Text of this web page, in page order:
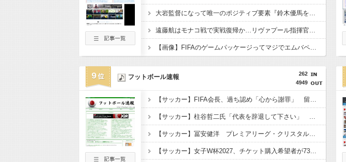
大岩監督になって唯一のポジティブ要素『鈴木優馬を代表見られるかもしれない』
遠藤航はモナコ戦で実戦復帰か…リヴァプール指揮官「出場できるはず」
【画像】FIFAのゲームパッケージってマジでエムバペばっかなんだなｗｗ
9
262
4949
フットボール速報
【サッカー】FIFA会長、過ち認め「心から謝罪」 留任決定を英報道…W杯権利売却案を巡る大騒動
【サッカー】柱谷哲二氏「代表を辞退して下さい」 大物選手に直談判「自分からやめてほしいと思った」 闘将と呼ばれた主将時代
【サッカー】冨安健洋 プレミアリーグ・クリスタルパレス入りへ BBCなど複数メディアが報道 身体検査クリア、一両日中に正式契約
【サッカー】女子W杯2027、チケット購入希望者が73万人超！ 大会運営責任者「スタジアムを満員にする」